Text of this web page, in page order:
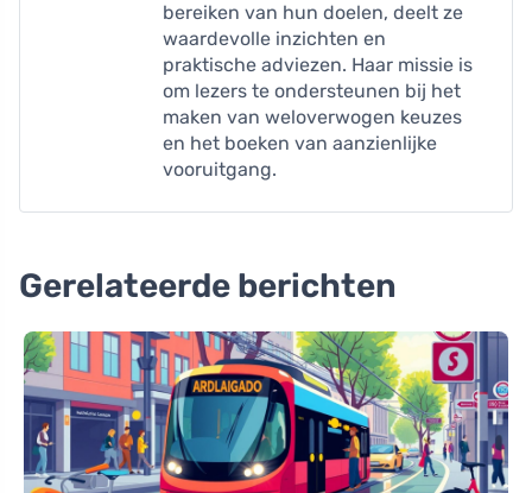
bereiken van hun doelen, deelt ze
waardevolle inzichten en
praktische adviezen. Haar missie is
om lezers te ondersteunen bij het
maken van weloverwogen keuzes
en het boeken van aanzienlijke
vooruitgang.
Gerelateerde berichten